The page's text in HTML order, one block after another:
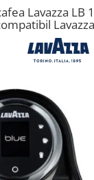
Lavazza LB